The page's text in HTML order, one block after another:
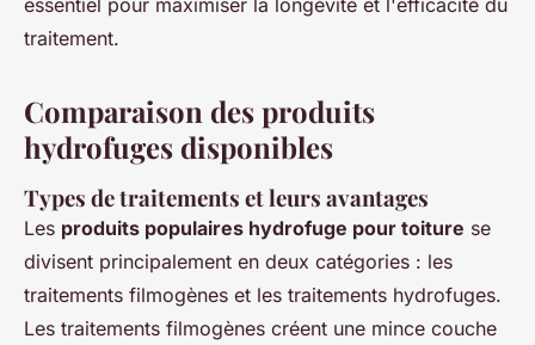
traitement.
Comparaison des produits
hydrofuges disponibles
Types de traitements et leurs avantages
Les produits populaires hydrofuge pour toiture se
divisent principalement en deux catégories : les
traitements filmogènes et les traitements hydrofuges.
Les traitements filmogènes créent une mince couche